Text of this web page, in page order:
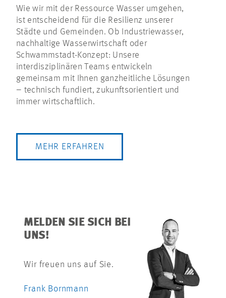
Wie wir mit der Ressource Wasser umgehen,
ist entscheidend für die Resilienz unserer
Städte und Gemeinden. Ob Industriewasser,
nachhaltige Wasserwirtschaft oder
Schwammstadt-Konzept: Unsere
interdisziplinären Teams entwickeln
gemeinsam mit Ihnen ganzheitliche Lösungen
– technisch fundiert, zukunftsorientiert und
immer wirtschaftlich.
MEHR ERFAHREN
MELDEN SIE SICH BEI
UNS!
Wir freuen uns auf Sie.
Frank Bornmann